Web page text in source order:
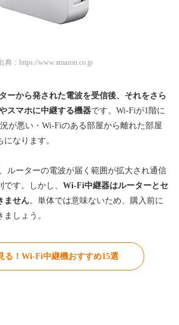
典： https://www.amazon.co.jp
ーから発された電波を受信後、それをさら
スマホに中継する機器です。Wi-Fiが1階に
が悪い・Wi-Fiのある部屋から離れた部屋
なります。
ルーターの電波が届く範囲が拡大され通信
す。しかし、 Wi-Fi中継器はルーターとセ
ません。単体では意味ないため、購入前に
しょう。
る！Wi-Fi中継機おすすめ15選